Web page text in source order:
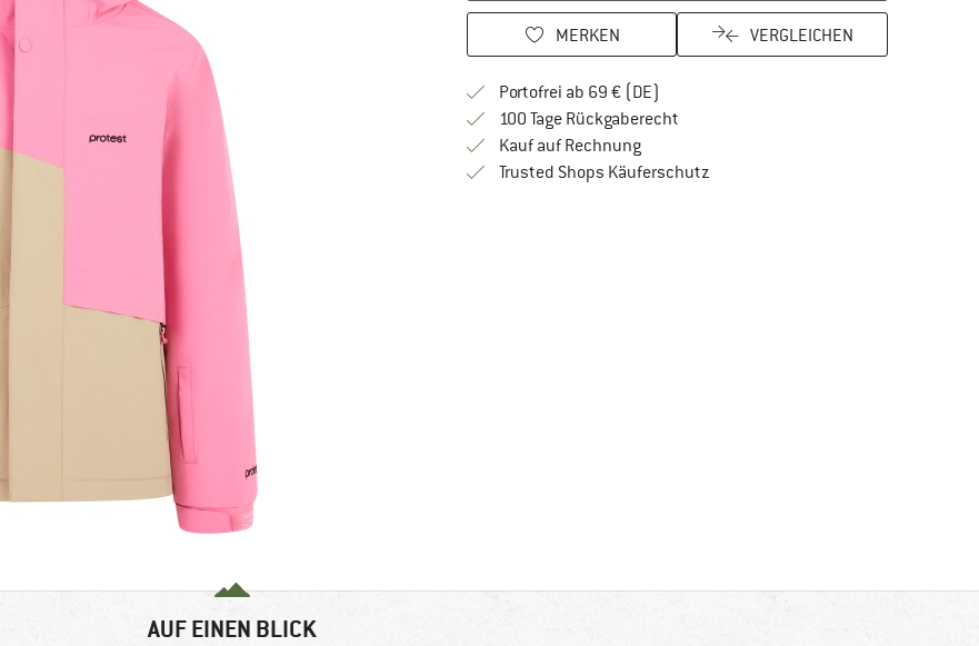
MERKEN VERGLEICHEN
Portofrei ab 69 € (DE)
100 Tage RückgaberechtGehe hier zu den Rückgabe-Richtlinien
Kauf auf RechnungFinde die Zahlungs-Infos hier! Öffnet sich in
Trusted Shops KäuferschutzFinde alle Infos hier!
AUF EINEN BLICK